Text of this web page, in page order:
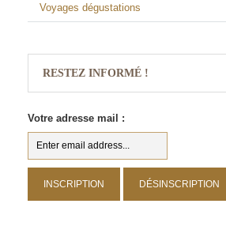
Voyages dégustations
RESTEZ INFORMÉ !
Votre adresse mail :